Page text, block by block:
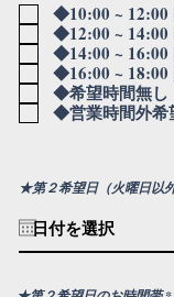
項
目
◆10:00 ~ 12:00
◆12:00 ~ 14:00
◆14:00 ~ 16:00
◆16:00 ~ 18:00
◆希望時間無し
◆営業時間外希
★第２希望日（火曜日以外